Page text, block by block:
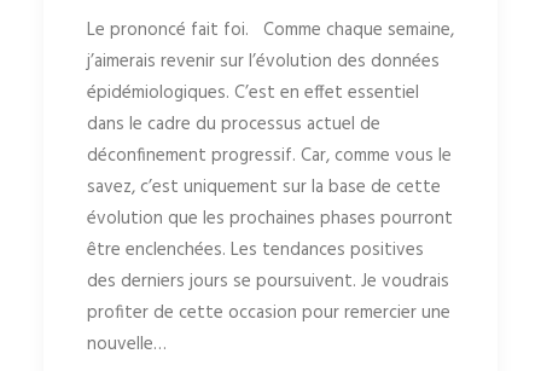
Le prononcé fait foi. Comme chaque semaine,
j’aimerais revenir sur l’évolution des données
épidémiologiques. C’est en effet essentiel
dans le cadre du processus actuel de
déconfinement progressif. Car, comme vous le
savez, c’est uniquement sur la base de cette
évolution que les prochaines phases pourront
être enclenchées. Les tendances positives
des derniers jours se poursuivent. Je voudrais
profiter de cette occasion pour remercier une
nouvelle…